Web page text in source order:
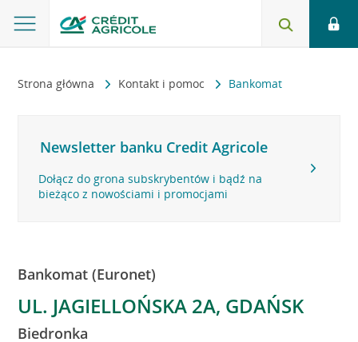
Strona główna Kontakt i pomoc Bankomat
Newsletter banku Credit Agricole
Dołącz do grona subskrybentów i bądź na
bieżąco z nowościami i promocjami
Bankomat (Euronet)
UL. JAGIELLOŃSKA 2A, GDAŃSK
Biedronka